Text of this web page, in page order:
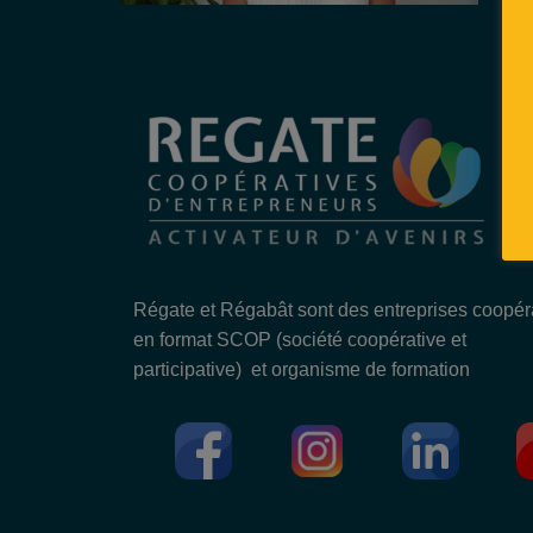
Régate et Régabât sont des entreprises
en format SCOP (société coopérative et
participative) et organisme de formation